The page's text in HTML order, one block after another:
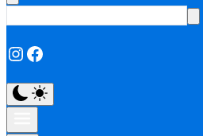
Instagram
Facebook